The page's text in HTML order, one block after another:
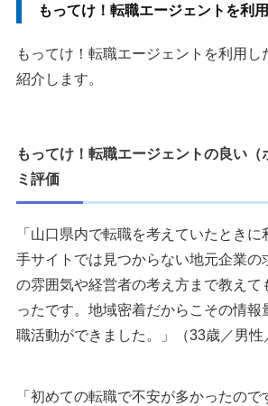
もってけ！転職エージェントを利
もってけ！転職エージェントを利用し
紹介します。
もってけ！転職エージェントの良い（
ミ評価
「山口県内で転職を考えていたとき
手サイトでは見つからない地元企業の
の雰囲気や経営者の考え方まで教えて
ったです。地域密着だからこその情報
職活動ができました。」（33歳／男性
「初めての転職で不安が多かったの